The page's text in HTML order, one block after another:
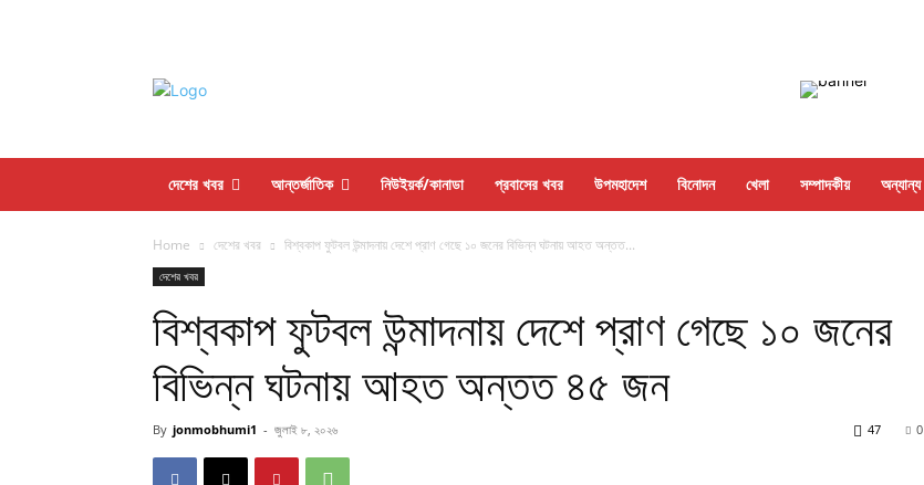
দেশের খবর আন্তর্জাতিক নিউইয়র্ক/কানাডা প্রবাসের খবর উপমহাদেশ বিনোদন খেলা সম্পাদকীয় অন্যান্য
Home দেশের খবর বিশ্বকাপ ফুটবল উন্মাদনায় দেশে প্রাণ গেছে ১০ জনের বিভিন্ন ঘটনায় আহত অন্তত...
দেশের খবর
বিশ্বকাপ ফুটবল উন্মাদনায় দেশে প্রাণ গেছে ১০ জনের
বিভিন্ন ঘটনায় আহত অন্তত ৪৫ জন
By jonmobhumi1 - জুলাই ৮, ২০২৬ 0
47